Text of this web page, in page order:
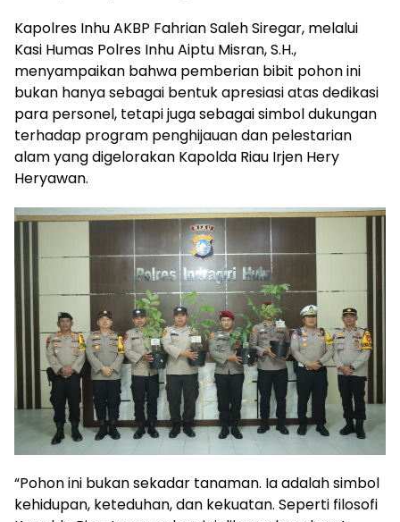
Kapolres Inhu AKBP Fahrian Saleh Siregar, melalui
Kasi Humas Polres Inhu Aiptu Misran, S.H.,
menyampaikan bahwa pemberian bibit pohon ini
bukan hanya sebagai bentuk apresiasi atas dedikasi
para personel, tetapi juga sebagai simbol dukungan
terhadap program penghijauan dan pelestarian
alam yang digelorakan Kapolda Riau Irjen Hery
Heryawan.
“Pohon ini bukan sekadar tanaman. Ia adalah simbol
kehidupan, keteduhan, dan kekuatan. Seperti filosofi